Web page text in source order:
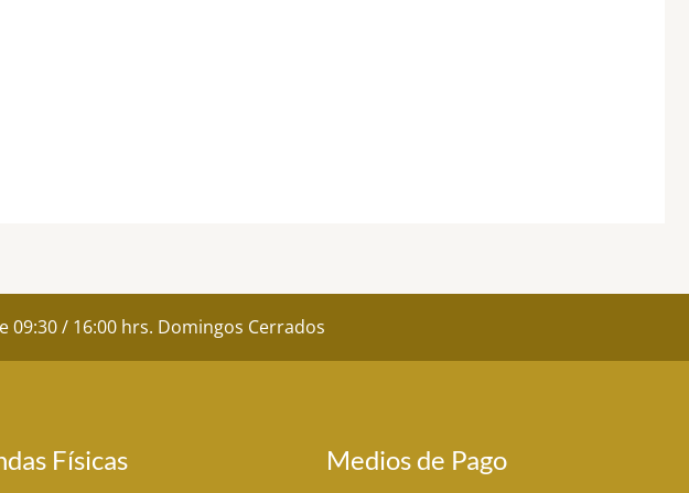
09:30 / 16:00 hrs. Domingos Cerrados
Físicas Medios de Pago